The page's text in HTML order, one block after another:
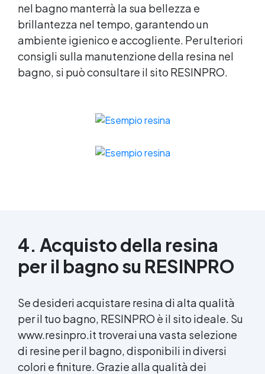
nel bagno manterrà la sua bellezza e
brillantezza nel tempo, garantendo un
ambiente igienico e accogliente. Per ulteriori
consigli sulla manutenzione della resina nel
bagno, si può consultare il sito RESINPRO.
4. Acquisto della resina
per il bagno su RESINPRO
Se desideri acquistare resina di alta qualità
per il tuo bagno, RESINPRO è il sito ideale. Su
www.resinpro.it troverai una vasta selezione
di resine per il bagno, disponibili in diversi
colori e finiture. Grazie alla qualità dei